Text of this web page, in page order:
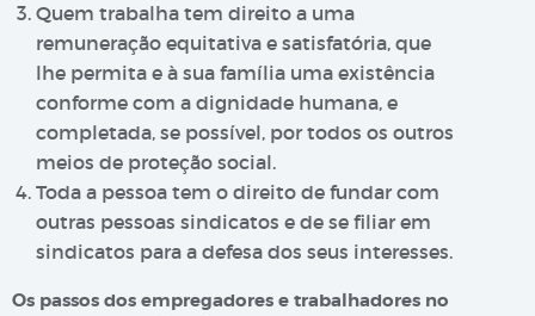
Quem trabalha tem direito a uma
remuneração equitativa e satisfatória, que
lhe permita e à sua família uma existência
conforme com a dignidade humana, e
completada, se possível, por todos os outros
meios de proteção social.
Toda a pessoa tem o direito de fundar com
outras pessoas sindicatos e de se filiar em
sindicatos para a defesa dos seus interesses.
Os passos dos empregadores e trabalhadores no